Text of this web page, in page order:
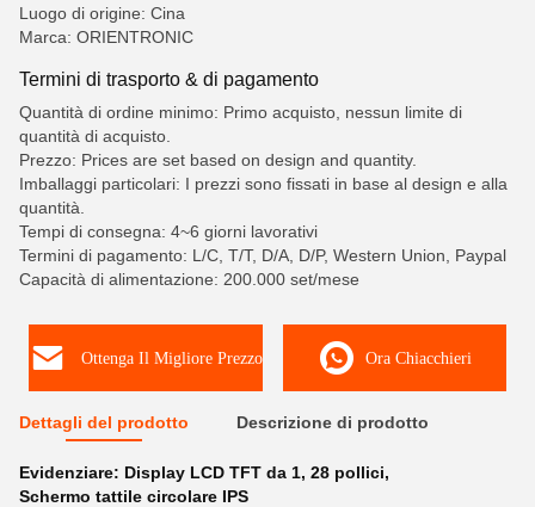
Luogo di origine: Cina
Marca: ORIENTRONIC
Termini di trasporto & di pagamento
Quantità di ordine minimo: Primo acquisto, nessun limite di
quantità di acquisto.
Prezzo: Prices are set based on design and quantity.
Imballaggi particolari: I prezzi sono fissati in base al design e alla
quantità.
Tempi di consegna: 4~6 giorni lavorativi
Termini di pagamento: L/C, T/T, D/A, D/P, Western Union, Paypal
Capacità di alimentazione: 200.000 set/mese
Ottenga Il Migliore Prezzo Ora Chiacchieri
Dettagli del prodotto Descrizione di prodotto
Evidenziare: Display LCD TFT da 1, 28 pollici,
Schermo tattile circolare IPS